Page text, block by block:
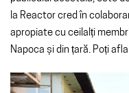
la Reactor cred în
apropiate cu ceilalți
Napoca și din țară. Poți